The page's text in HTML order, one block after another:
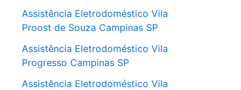
Assistência Eletrodoméstico Vila
Proost de Souza Campinas SP
Assistência Eletrodoméstico Vila
Progresso Campinas SP
Assistência Eletrodoméstico Vila